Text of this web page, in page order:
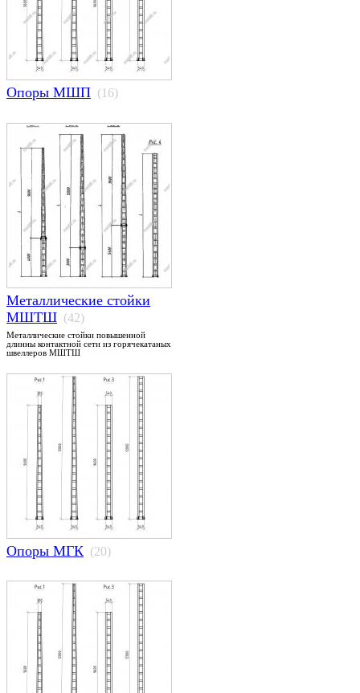
Опоры МШП (16)
Металлические стойки
МШТШ (42)
Металлические стойки повышенной
длинны контактной сети из горячекатаных
швеллеров МШТШ
Опоры МГК (20)